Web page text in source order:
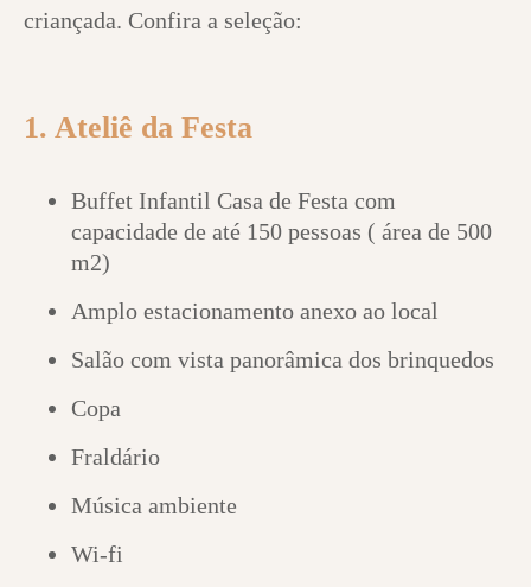
criançada. Confira a seleção:
1. Ateliê da Festa
Buffet Infantil Casa de Festa com
capacidade de até 150 pessoas ( área de 500
m2)
Amplo estacionamento anexo ao local
Salão com vista panorâmica dos brinquedos
Copa
Fraldário
Música ambiente
Wi-fi